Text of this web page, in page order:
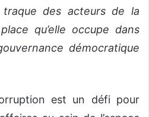
traque des acteurs de la
qu’elle occupe dans
démocratique
est un défi pour